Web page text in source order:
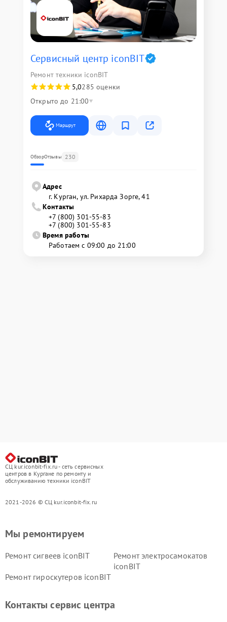
Сервисный центр iconBIT
Ремонт техники iconBIT
5,0285 оценки
Открыто до 21:00
Маршрут
ОбзорОтзывы 230
Адрес
г. Курган, ул. Рихарда Зорге, 41
Контакты
+7 (800) 301-55-83
+7 (800) 301-55-83
Время работы
Работаем с 09:00 до 21:00
СЦ kur.iconbit-fix.ru - сеть сервисных
центров в Кургане по ремонту и
обслуживанию техники iconBIT
2021-2026 © СЦ kur.iconbit-fix.ru
Мы ремонтируем
Ремонт сигвеев iconBIT
Ремонт электросамокатов
iconBIT
Ремонт гироскутеров iconBIT
Контакты сервис центра